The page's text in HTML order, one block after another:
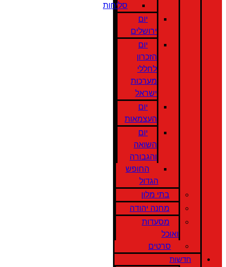
סליחות
יום
ירושלים
יום
הזכרון
לחללי
מערכות
ישראל
יום
העצמאות
יום
השואה
והגבורה
החופש
הגדול
בתי מלון
מחנה יהודה
מסעדות
ואוכל
סרטים
חדשות